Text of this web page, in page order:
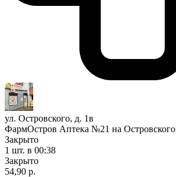
ул. Островского, д. 1в
ФармОстров Аптека №21 на Островского
Закрыто
1 шт. в 00:38
Закрыто
54,90 р.